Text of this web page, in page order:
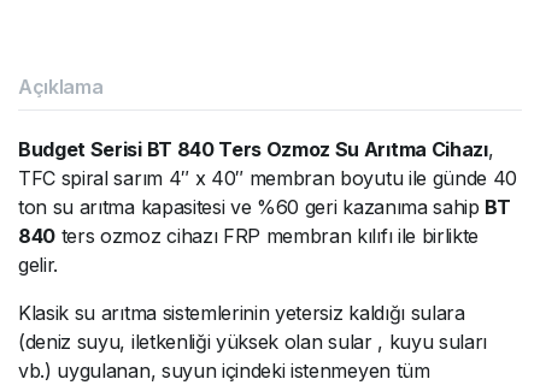
Açıklama
Budget Serisi BT 840 Ters Ozmoz Su Arıtma Cihazı,
TFC spiral sarım 4″ x 40″ membran boyutu ile günde 40
ton su arıtma kapasitesi ve %60 geri kazanıma sahip BT
840 ters ozmoz cihazı FRP membran kılıfı ile birlikte
gelir.
Klasik su arıtma sistemlerinin yetersiz kaldığı sulara
(deniz suyu, iletkenliği yüksek olan sular , kuyu suları
vb.) uygulanan, suyun içindeki istenmeyen tüm